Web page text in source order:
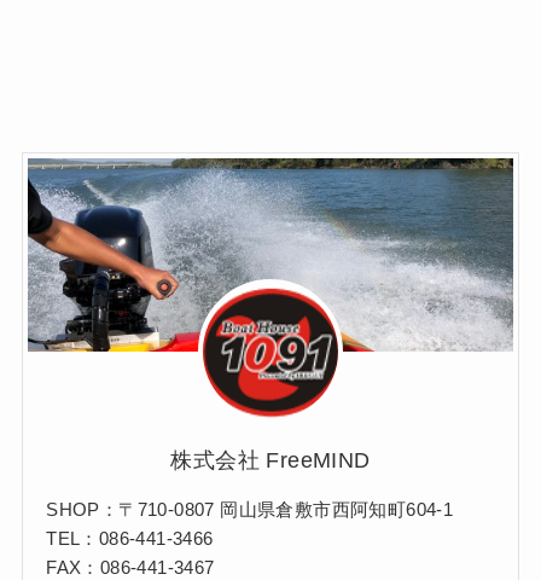
株式会社 FreeMIND
SHOP：〒710-0807 岡山県倉敷市西阿知町604-1
TEL：086-441-3466
FAX：086-441-3467